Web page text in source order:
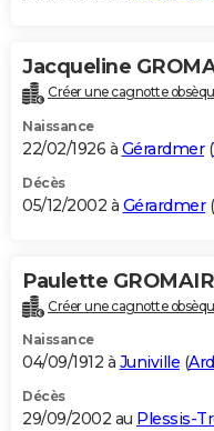
Jacqueline
Créer une cagnotte
Naissance
22/02/1926 à Gérardmer(
Décès
05/12/2002 à Gérardmer(
Paulette
Créer une cagnotte
Naissance
04/09/1912 à Juniville (
Décès
29/09/2002 au Plessis-